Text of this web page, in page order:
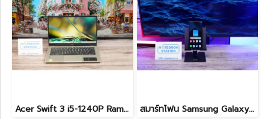
Acer Swift 3 i5-1240P Ram8 SSD512 จอ14 2k IPS สเปคสูง คีย์บอร์ดไฟ ดีไซน์สวย เรียบหรู บางเบา เครื่องพร้อมใช้งาน ขายเพียง 12,990.- สมาร์ทโฟน Samsung Galaxy S24 ULTRA (12+256GB) BLACK (5G) เครื่องสวย มาพร้อมปากกา S Pen พร้อมใช้งาน อุปกรณ์แท้ครบกล่อง ขายเพียง 18,990.- เท่านั้น